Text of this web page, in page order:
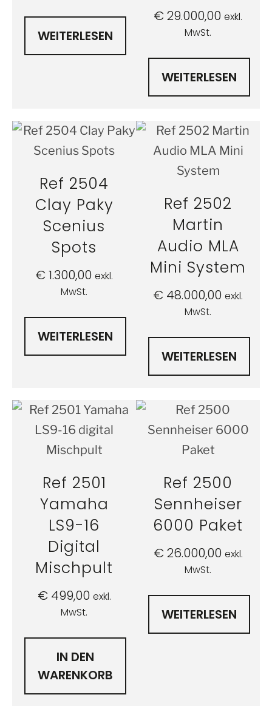
WEITERLESEN
€29.000,00 exkl.
MwSt.
WEITERLESEN
Ref 2504
Clay Paky
Scenius
Spots
€1.300,00 exkl.
MwSt.
WEITERLESEN
Ref 2502
Martin
Audio MLA
Mini System
€ 48.000,00 exkl.
MwSt.
WEITERLESEN
Ref 2501
Yamaha
LS9-16
Digital
Mischpult
€499,00 exkl.
MwSt.
IN DEN
WARENKORB
Ref 2500
Sennheiser
6000 Paket
€26.000,00 exkl.
MwSt.
WEITERLESEN